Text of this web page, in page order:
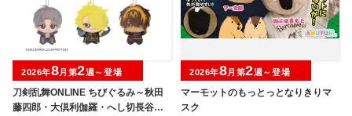
刀剣乱舞ONLINE ちびぐるみ～秋田
藤四郎・大倶利伽羅・へし切長谷
2026年8月第2週～登場
マーモットのもっとっとなりきりマ
スク
2026年8月第2週～登場